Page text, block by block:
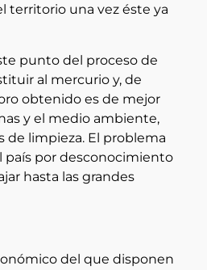
territorio una vez éste ya
punto del proceso de
al mercurio y, de
obtenido es de mejor
y el medio ambiente,
de limpieza. El problema
país por desconocimiento
hasta las grandes
del que disponen